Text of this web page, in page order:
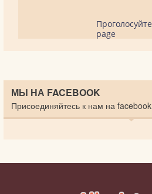
Проголосуйте
page
МЫ НА FACEBOOK
Присоединяйтесь к нам на facebook